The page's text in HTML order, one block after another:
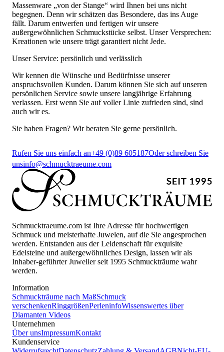
Massenware „von der Stange“ wird Ihnen bei uns nicht
begegnen. Denn wir schätzen das Besondere, das ins Auge
fällt. Darum entwerfen und fertigen wir unsere
außergewöhnlichen Schmuckstücke selbst. Unser Versprechen:
Kreationen wie unsere trägt garantiert nicht Jede.
Unser Service: persönlich und verlässlich
Wir kennen die Wünsche und Bedürfnisse unserer
anspruchsvollen Kunden. Darum können Sie sich auf unseren
persönlichen Service sowie unsere langjährige Erfahrung
verlassen. Erst wenn Sie auf voller Linie zufrieden sind, sind
auch wir es.
Sie haben Fragen? Wir beraten Sie gerne persönlich.
Rufen Sie uns einfach an+49 (0)89 605187Oder schreiben Sie
unsinfo@schmucktraeume.com
Schmucktraeume.com ist Ihre Adresse für hochwertigen
Schmuck und meisterhafte Juwelen, auf die Sie angesprochen
werden. Entstanden aus der Leidenschaft für exquisite
Edelsteine und außergewöhnliches Design, lassen wir als
Inhaber-geführter Juwelier seit 1995 Schmuckträume wahr
werden.
Information
Schmuckträume nach MaßSchmuck
verschenkenRinggrößenPerleninfoWissenswertes über
Diamanten Videos
Unternehmen
Über unsImpressumKontakt
Kundenservice